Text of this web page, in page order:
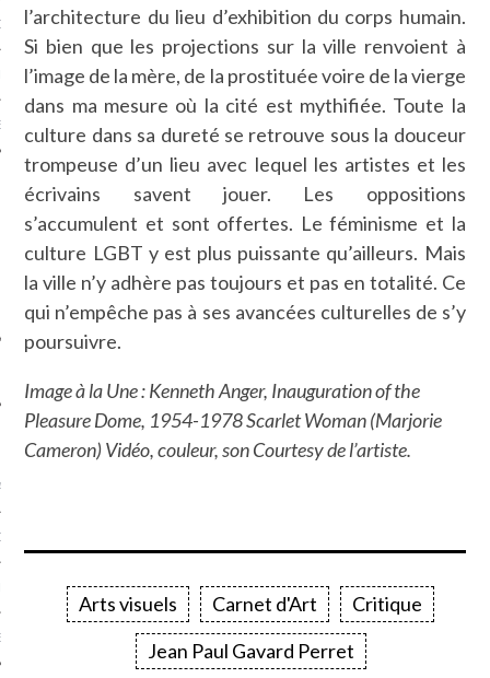
PODCAST
SUIVEZ-NOUS
CARAVELLE
CARAVELLE
PODCAST
l’architecture du lieu d’exhibition du corps humain.
Si bien que les projections sur la ville renvoient à
l’image de la mère, de la prostituée voire de la vierge
dans ma mesure où la cité est mythifiée. Toute la
culture dans sa dureté se retrouve sous la douceur
trompeuse d’un lieu avec lequel les artistes et les
écrivains savent jouer. Les oppositions
s’accumulent et sont offertes. Le féminisme et la
culture LGBT y est plus puissante qu’ailleurs. Mais
la ville n’y adhère pas toujours et pas en totalité. Ce
qui n’empêche pas à ses avancées culturelles de s’y
poursuivre.
Image à la Une : Kenneth Anger, Inauguration of the
Pleasure Dome, 1954-1978 Scarlet Woman (Marjorie
Cameron) Vidéo, couleur, son Courtesy de l’artiste.
Arts visuels Carnet d'Art
Critique
Jean Paul Gavard Perret